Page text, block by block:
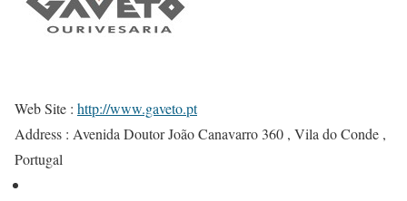
Web Site : http://www.gaveto.pt
Address : Avenida Doutor João Canavarro 360 , Vila do Conde ,
Portugal